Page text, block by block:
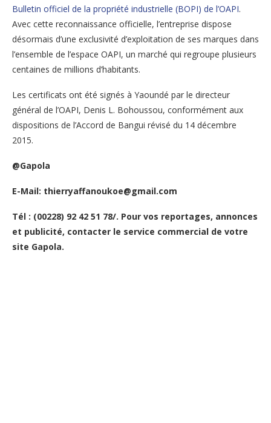
Bulletin officiel de la propriété industrielle (BOPI) de l’OAPI.
Avec cette reconnaissance officielle, l’entreprise dispose
désormais d’une exclusivité d’exploitation de ses marques dans
l’ensemble de l’espace OAPI, un marché qui regroupe plusieurs
centaines de millions d’habitants.
Les certificats ont été signés à Yaoundé par le directeur
général de l’OAPI, Denis L. Bohoussou, conformément aux
dispositions de l’Accord de Bangui révisé du 14 décembre
2015.
@Gapola
E-Mail: thierryaffanoukoe@gmail.com
Tél : (00228) 92 42 51 78/. Pour vos reportages, annonces
et publicité, contacter le service commercial de votre
site Gapola.